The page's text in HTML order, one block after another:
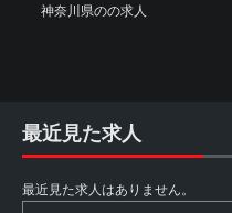
神奈川県のの求人
最近見た求人
最近見た求人はありません。